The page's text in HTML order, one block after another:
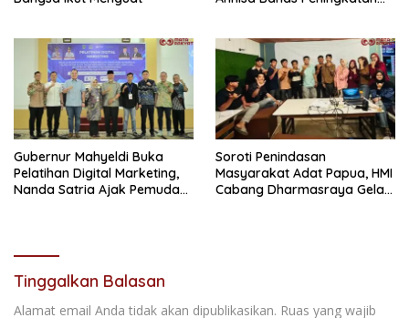
Gubernur Mahyeldi Buka
Pelatihan Digital Marketing,
Nanda Satria Ajak Pemuda
Soroti Penindasan
Masyarakat Adat Papua, HMI
Cabang Dharmasraya Gelar
Tinggalkan Balasan
Alamat email Anda tidak akan dipublikasikan. Ruas yang wajib